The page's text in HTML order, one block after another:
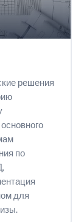
решения
по
для